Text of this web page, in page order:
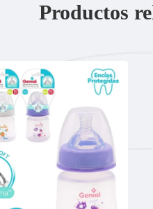
Productos